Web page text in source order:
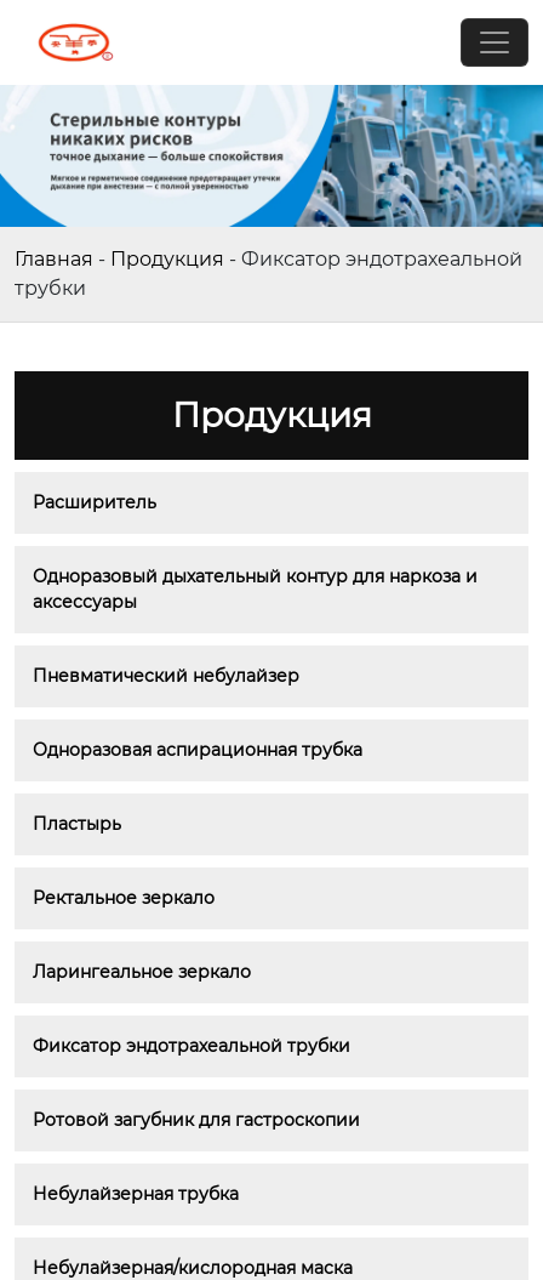
Главная - Продукция - Фиксатор эндотрахеальной
трубки
Продукция
Расширитель
Одноразовый дыхательный контур для наркоза и
аксессуары
Пневматический небулайзер
Одноразовая аспирационная трубка
Пластырь
Ректальное зеркало
Ларингеальное зеркало
Фиксатор эндотрахеальной трубки
Ротовой загубник для гастроскопии
Небулайзерная трубка
Небулайзерная/кислородная маска